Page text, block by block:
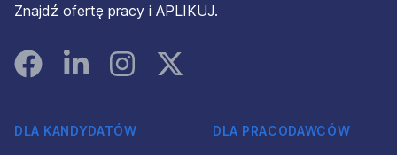
Znajdź ofertę pracy i APLIKUJ.
FacebookLinked InInstagramInstagram
DLA KANDYDATÓW DLA PRACODAWCÓW